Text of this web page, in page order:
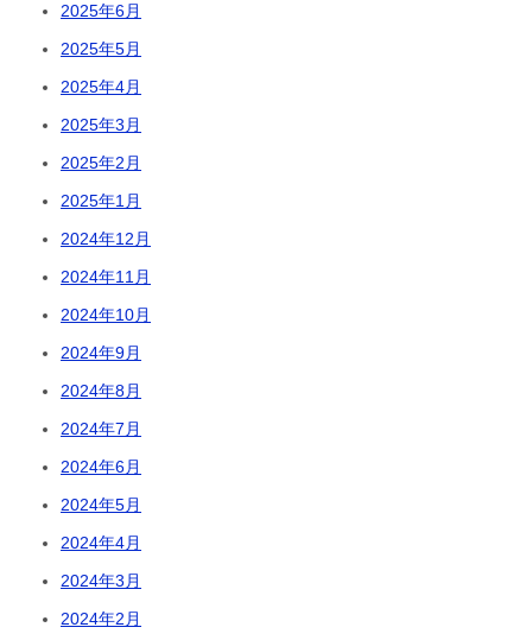
2025年6月
2025年5月
2025年4月
2025年3月
2025年2月
2025年1月
2024年12月
2024年11月
2024年10月
2024年9月
2024年8月
2024年7月
2024年6月
2024年5月
2024年4月
2024年3月
2024年2月